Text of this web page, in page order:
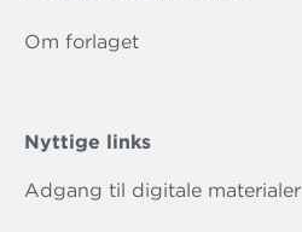
Om forlaget
Nyttige links
Adgang til digitale materialer